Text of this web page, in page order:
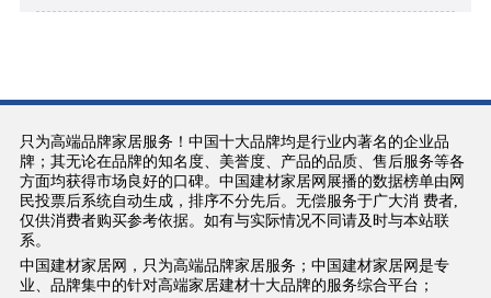
只为高端品牌家居服务！中国十大品牌均是行业内著名的企业品
牌；其无论在品牌的知名度、美誉度、产品的品质、售后服务等各
方面均获得市场良好的口碑。中国建材家居网展播的数据榜单由网
民投票后系统自动生成，排序不分先后。无偿服务于广大消 费者,
仅供消费者购买参考依据。如有与实际情况不同请及时与本站联
系。
中国建材家居网，只为高端品牌家居服务；中国建材家居网是专
业、品牌集中的针对高端家居建材十大品牌的服务综合平台；